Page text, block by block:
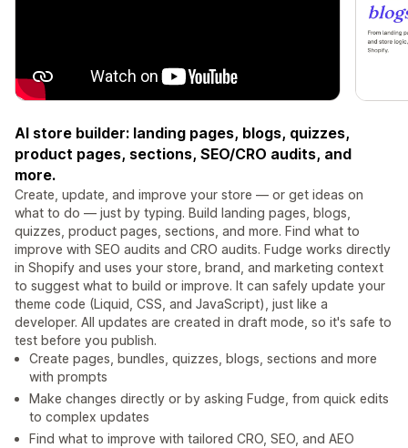
AI store builder: landing pages, blogs, quizzes,
product pages, sections, SEO/CRO audits, and
more.
Create, update, and improve your store — or get ideas on
what to do — just by typing. Build landing pages, blogs,
quizzes, product pages, sections, and more. Find what to
improve with SEO audits and CRO audits. Fudge works directly
in Shopify and uses your store, brand, and marketing context
to suggest what to build or improve. It can safely update your
theme code (Liquid, CSS, and JavaScript), just like a
developer. All updates are created in draft mode, so it's safe to
test before you publish.
Create pages, bundles, quizzes, blogs, sections and more
with prompts
Make changes directly or by asking Fudge, from quick edits
to complex updates
Find what to improve with tailored CRO, SEO, and AEO